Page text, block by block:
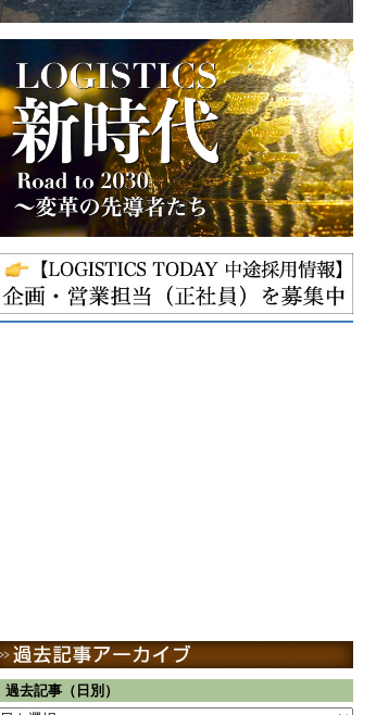
過去記事（日別）